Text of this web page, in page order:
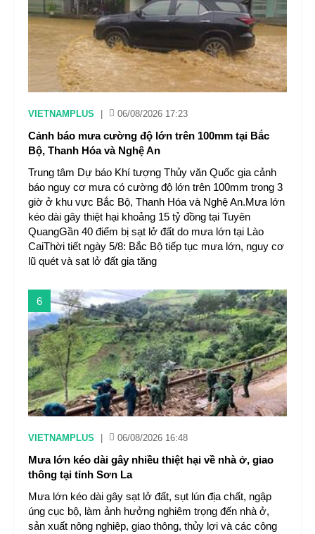
VIETNAMPLUS 06/08/2026 17:23
Cảnh báo mưa cường độ lớn trên 100mm tại Bắc
Bộ, Thanh Hóa và Nghệ An
Trung tâm Dự báo Khí tượng Thủy văn Quốc gia cảnh
báo nguy cơ mưa có cường độ lớn trên 100mm trong 3
giờ ở khu vực Bắc Bộ, Thanh Hóa và Nghệ An.Mưa lớn
kéo dài gây thiệt hại khoảng 15 tỷ đồng tại Tuyên
QuangGần 40 điểm bị sạt lở đất do mưa lớn tại Lào
CaiThời tiết ngày 5/8: Bắc Bộ tiếp tục mưa lớn, nguy cơ
lũ quét và sạt lở đất gia tăng
6
VIETNAMPLUS 06/08/2026 16:48
Mưa lớn kéo dài gây nhiều thiệt hại về nhà ở, giao
thông tại tỉnh Sơn La
Mưa lớn kéo dài gây sạt lở đất, sụt lún địa chất, ngập
úng cục bộ, làm ảnh hưởng nghiêm trọng đến nhà ở,
sản xuất nông nghiệp, giao thông, thủy lợi và các công